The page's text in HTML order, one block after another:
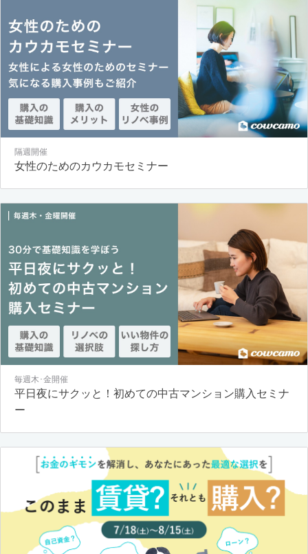
隔週開催
女性のためのカウカモセミナー
毎週木･金開催
平日夜にサクッと！初めての中古マンション購入セミナ
ー